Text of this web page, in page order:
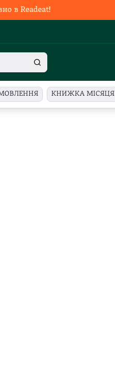
в Readeat!
КНИЖКА МІСЯЦЯ